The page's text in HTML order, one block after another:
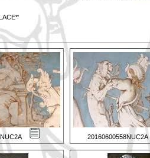
20160600558NUC2A